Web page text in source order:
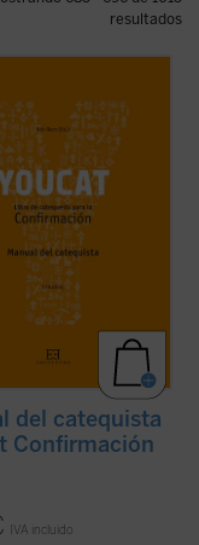
resultados
un buen programa de
muchos consejos para una
con Dios, pero ante todo,
a dos ...(ver ficha)
del catequista
Confirmación
IVA incluido